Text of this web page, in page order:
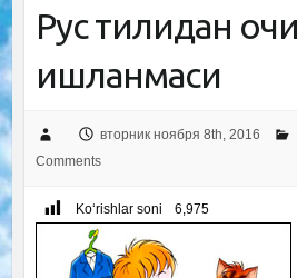
Рус тилидан
ишланмаси
вторник ноября 8th, 2016
Comments
Ko‘rishlar soni 6,975